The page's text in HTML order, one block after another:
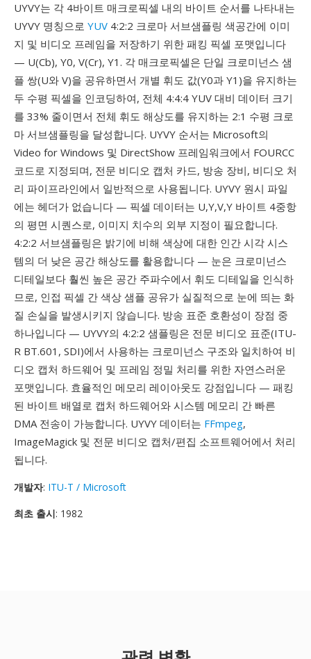
UYVY는 각 4바이트 매크로픽셀 내의 바이트 순서를 나타내는
UYVY 명칭으로 YUV 4:2:2 크로마 서브샘플링 색공간에 이미
지 및 비디오 프레임을 저장하기 위한 패킹 픽셀 포맷입니다
— U(Cb), Y0, V(Cr), Y1. 각 매크로픽셀은 단일 크로미넌스 샘
플 쌍(U와 V)을 공유하면서 개별 휘도 값(Y0과 Y1)을 유지하는
두 수평 픽셀을 인코딩하여, 전체 4:4:4 YUV 대비 데이터 크기
를 33% 줄이면서 전체 휘도 해상도를 유지하는 2:1 수평 크로
마 서브샘플링을 달성합니다. UYVY 순서는 Microsoft의
Video for Windows 및 DirectShow 프레임워크에서 FOURCC
코드로 지정되며, 전문 비디오 캡처 카드, 방송 장비, 비디오 처
리 파이프라인에서 일반적으로 사용됩니다. UYVY 원시 파일
에는 헤더가 없습니다 — 픽셀 데이터는 U,Y,V,Y 바이트 4중항
의 평면 시퀀스로, 이미지 치수의 외부 지정이 필요합니다.
4:2:2 서브샘플링은 밝기에 비해 색상에 대한 인간 시각 시스
템의 더 낮은 공간 해상도를 활용합니다 — 눈은 크로미넌스
디테일보다 훨씬 높은 공간 주파수에서 휘도 디테일을 인식하
므로, 인접 픽셀 간 색상 샘플 공유가 실질적으로 눈에 띄는 화
질 손실을 발생시키지 않습니다. 방송 표준 호환성이 장점 중
하나입니다 — UYVY의 4:2:2 샘플링은 전문 비디오 표준(ITU-
R BT.601, SDI)에서 사용하는 크로미넌스 구조와 일치하여 비
디오 캡처 하드웨어 및 프레임 정밀 처리를 위한 자연스러운
포맷입니다. 효율적인 메모리 레이아웃도 강점입니다 — 패킹
된 바이트 배열로 캡처 하드웨어와 시스템 메모리 간 빠른
DMA 전송이 가능합니다. UYVY 데이터는 FFmpeg,
ImageMagick 및 전문 비디오 캡처/편집 소프트웨어에서 처리
됩니다.
개발자: ITU-T / Microsoft
최초 출시: 1982